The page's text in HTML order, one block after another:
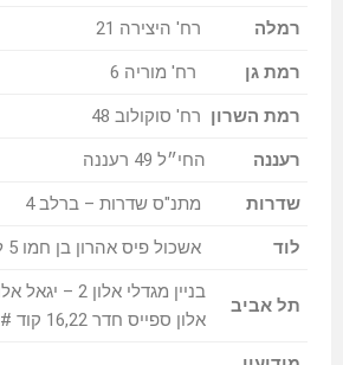
רמלה רח' היצירה 21
רמת גן רח' מוריה 6
רמת השרון רח' סוקולוב 48
רעננה החי״ל 49 רעננה
שדרות מתנ"ס שדרות – ברלב 4
לוד אשכול פיס אהרון בן חמו 5 לוד
תל אביב
אלון ספייס חדר 16,22 קוד 9433#